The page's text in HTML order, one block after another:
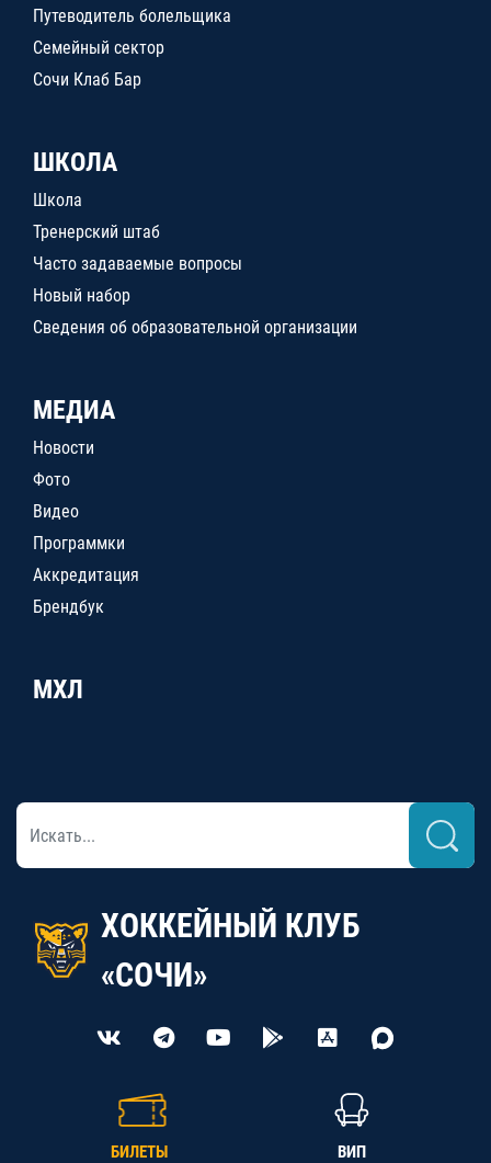
Путеводитель болельщика
Семейный сектор
Сочи Клаб Бар
ШКОЛА
Школа
Тренерский штаб
Часто задаваемые вопросы
Новый набор
Сведения об образовательной организации
МЕДИА
Новости
Фото
Видео
Программки
Аккредитация
Брендбук
МХЛ
ХОККЕЙНЫЙ КЛУБ
«СОЧИ»
БИЛЕТЫ ВИП